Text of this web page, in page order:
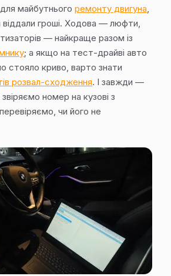
майбутнього ремонту двигуна,
гроші. Ходова — люфти,
— найкраще разом із
; а якщо на тест-драйві авто
стояло криво, варто знати
розвал-сходження. І завжди —
номер на кузові з
чи його не